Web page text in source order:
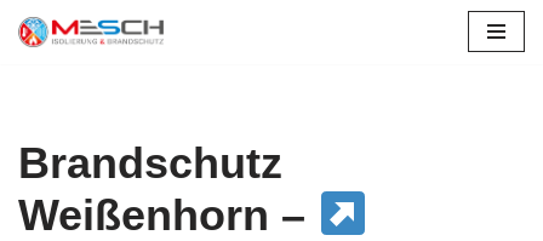
Brandschutz
Weißenhorn –